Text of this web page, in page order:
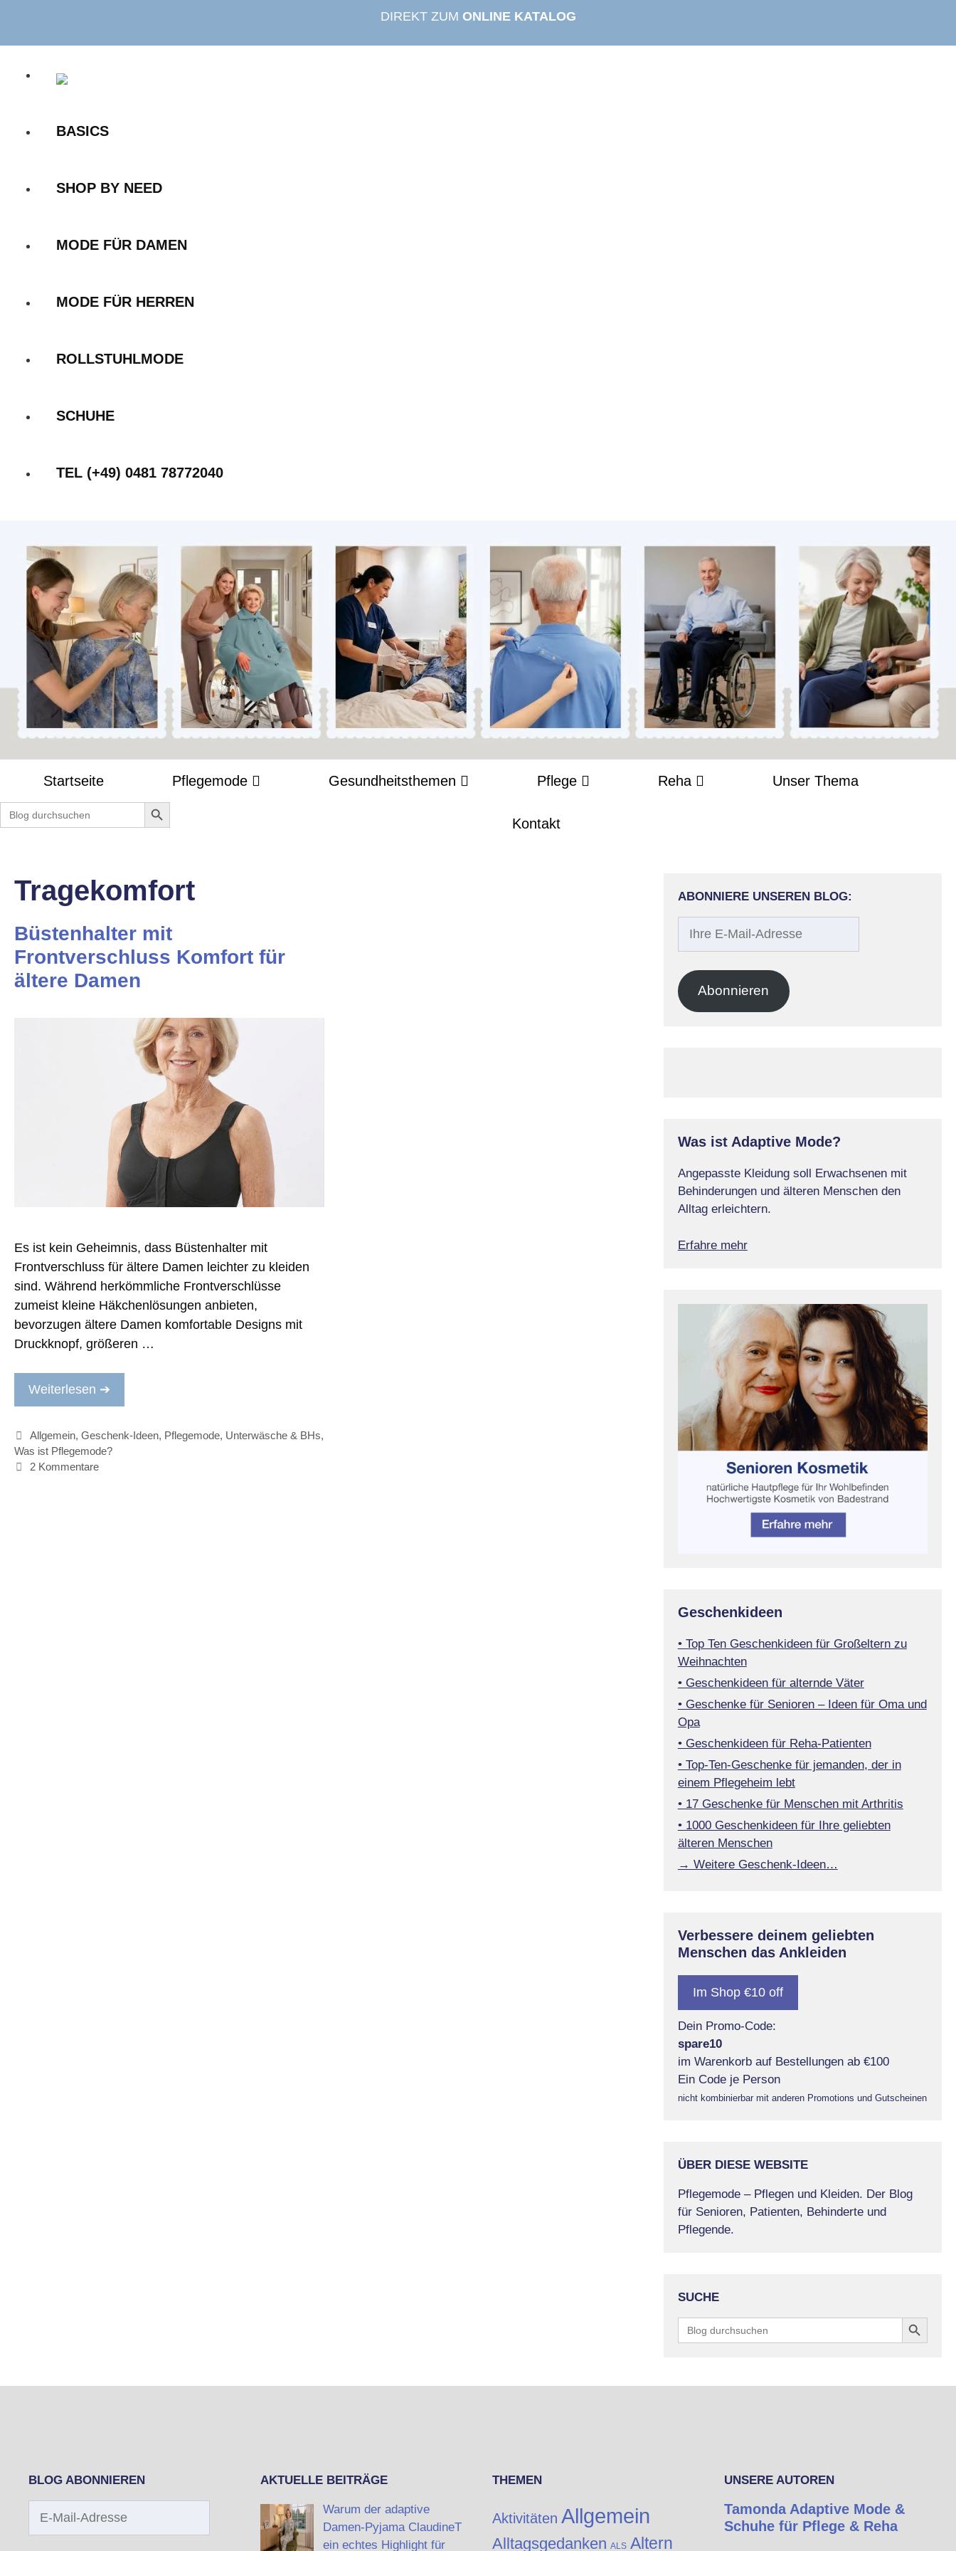
springen
DIREKT ZUM ONLINE KATALOG
BASICS
SHOP BY NEED
MODE FÜR DAMEN
MODE FÜR HERREN
ROLLSTUHLMODE
SCHUHE
TEL (+49) 0481 78772040
Startseite Pflegemode Gesundheitsthemen Pflege Reha Unser Thema
Kontakt
Search
for:
Search Button
Tragekomfort
Büstenhalter mit
Frontverschluss Komfort für
ältere Damen
Es ist kein Geheimnis, dass Büstenhalter mit
Frontverschluss für ältere Damen leichter zu kleiden
sind. Während herkömmliche Frontverschlüsse
zumeist kleine Häkchenlösungen anbieten,
bevorzugen ältere Damen komfortable Designs mit
Druckknopf, größeren …
Weiterlesen ➔
Kategorien
Allgemein,Geschenk-Ideen, Pflegemode, Unterwäsche & BHs,
Was ist Pflegemode?
2 Kommentare
ABONNIERE UNSEREN BLOG:
Adresse
Abonnieren
Was ist Adaptive Mode?
Angepasste Kleidung soll Erwachsenen mit
Behinderungen und älteren Menschen den
Alltag erleichtern.
Erfahre mehr
Geschenkideen
• Top Ten Geschenkideen für Großeltern zu
Weihnachten
• Geschenkideen für alternde Väter
• Geschenke für Senioren – Ideen für Oma und
Opa
• Geschenkideen für Reha-Patienten
• Top-Ten-Geschenke für jemanden, der in
einem Pflegeheim lebt
• 17 Geschenke für Menschen mit Arthritis
• 1000 Geschenkideen für Ihre geliebten
älteren Menschen
→ Weitere Geschenk-Ideen…
Verbessere deinem geliebten
Menschen das Ankleiden
Im Shop €10 off
Dein Promo-Code:
spare10
im Warenkorb auf Bestellungen ab €100
Ein Code je Person
nicht kombinierbar mit anderen Promotions und Gutscheinen
ÜBER DIESE WEBSITE
Pflegemode – Pflegen und Kleiden. Der Blog
für Senioren, Patienten, Behinderte und
Pflegende.
SUCHE
Search
for:
Search Button
BLOG ABONNIEREN
Mail-
AKTUELLE BEITRÄGE
Warum der adaptive
Damen-Pyjama ClaudineT
ein echtes Highlight für
THEMEN
Aktivitäten Allgemein
Alltagsgedanken ALS Altern
UNSERE AUTOREN
Tamonda Adaptive Mode &
Schuhe für Pflege & Reha